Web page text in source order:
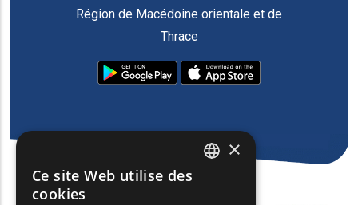
Région de Macédoine orientale et de
Thrace
×
Ce site Web utilise des
cookies